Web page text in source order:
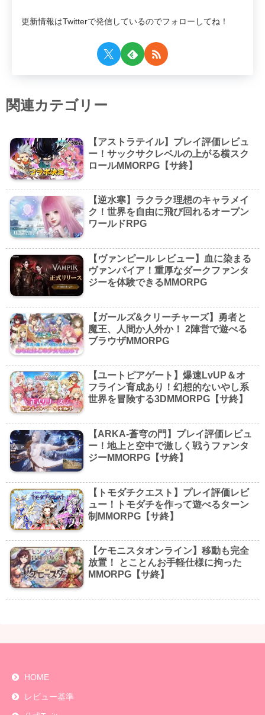
更新情報はTwitterで発信しているのでフォローしてね！
関連カテゴリー
【アストラテイル】プレイ評価レビュ
ー！サックサクレベルの上がる横スク
ロールMMORPG【サ終】
【逆水寒】ラクラク理想のキャラメイ
ク！世界を自由に飛び回れるオープン
ワールドRPG
【ヴァンピール レビュー】血に染まる
ヴァンパイア！重厚なダークファンタ
ジーを体験できるMMORPG
【ガールズ&クリーチャーズ】勇者と
魔王、人間か人外か！ 2陣営で遊べる
ブラウザMMORPG
【ユートピアゲート】爆速LvUP＆オ
フライン育成あり！幻想的ないやし系
世界を冒険する3DMMORPG【サ終】
【ARKA-蒼穹の門】プレイ評価レビュ
ー！地上と空中で激しく戦うファンタ
ジーMMORPG【サ終】
【トモダチクエスト】プレイ評価レビ
ュー！トモダチを作って遊べるターン
制MMORPG【サ終】
【ケモニスタオンライン】移動も完全
放置！ とことんお手軽仕様に拘った
MMORPG【サ終】
HOME
レビュー基準